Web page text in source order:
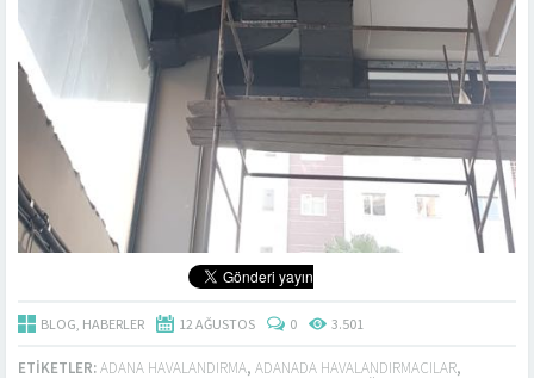
BLOG, HABERLER 12 AĞUSTOS 0 3.501
ETIKETLER:ADANA HAVALANDIRMA, ADANADA HAVALANDIRMACILAR,